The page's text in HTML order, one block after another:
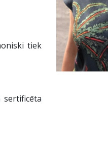
tiek
sertificēta